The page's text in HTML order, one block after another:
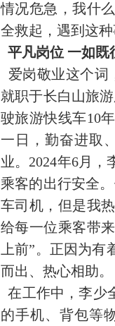
情况危急，我什
全救起，遇到这
平凡岗位 一如既
爱岗敬业这个词
就职于长白山旅
驶旅游快线车10
一日，勤奋进取
业。2024年6月
乘客的出行安全
车司机，但是我
给每一位乘客带
上前”。正因为
而出、热心相助。
在工作中，李少
的手机、背包等